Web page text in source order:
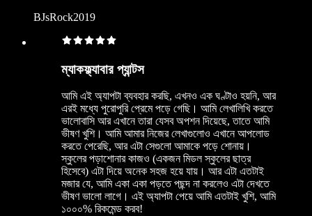
BJsRock2019
ম্যাকফ্ল্যাবার প্যান্টস
আমি এই অ্যাপটা ব্যবহার করছি, এখনও এক ঘণ্টাও হয়নি, আর
এরই মধ্যে পুরোপুরি প্রেমে পড়ে গেছি। আমি লেখালিখি করতে
ভালোবাসি আর এখানে তারা যেসব অপশন দিয়েছে, তাতে আমি
ভীষণ খুশি। আমি আমার নিজের লেখাগুলোও এখানে আপলোড
করতে পেরেছি, আর এটা সেগুলো আমাকে পড়ে শোনায়।
স্কুলের পড়াশোনার কাজও (একজন মিডল স্কুলের ছাত্র
হিসেবে) এটা দিয়ে অনেক সহজ হয়ে যায়। আর এটা এতটাই
মজার যে, আমি একা একা পড়তে পছন্দ না করলেও এটা দেখতে
ভীষণ ভালো লাগে। এই অ্যাপটা পেয়ে আমি এতটাই খুশি, আমি
১০০০% রিকমেন্ড করব!